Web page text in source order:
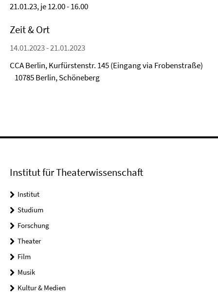
21.01.23, je 12.00 - 16.00
Zeit & Ort
14.01.2023 - 21.01.2023
CCA Berlin, Kurfürstenstr. 145 (Eingang via Frobenstraße)
10785 Berlin, Schöneberg
Institut für Theaterwissenschaft
Institut
Studium
Forschung
Theater
Film
Musik
Kultur & Medien